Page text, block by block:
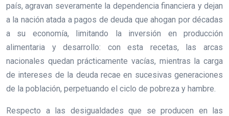
país, agravan severamente la dependencia financiera y dejan
a la nación atada a pagos de deuda que ahogan por décadas
a su economía, limitando la inversión en producción
alimentaria y desarrollo: con esta recetas, las arcas
nacionales quedan prácticamente vacías, mientras la carga
de intereses de la deuda recae en sucesivas generaciones
de la población, perpetuando el ciclo de pobreza y hambre.
Respecto a las desigualdades que se producen en las